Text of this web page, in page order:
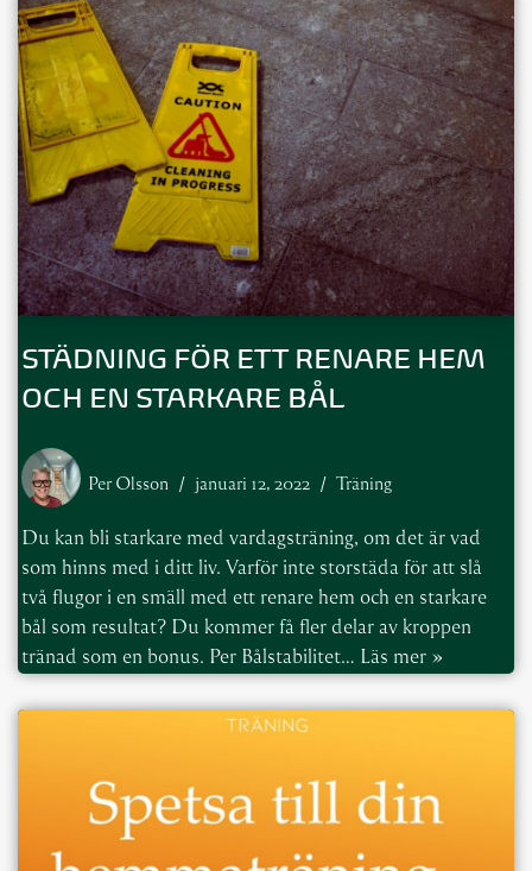
STÄDNING FÖR ETT RENARE HEM
OCH EN STARKARE BÅL
Per Olsson januari 12, 2022 Träning
Du kan bli starkare med vardagsträning, om det är vad
som hinns med i ditt liv. Varför inte storstäda för att slå
två flugor i en smäll med ett renare hem och en starkare
bål som resultat? Du kommer få fler delar av kroppen
tränad som en bonus. Per Bålstabilitet… Läs mer »